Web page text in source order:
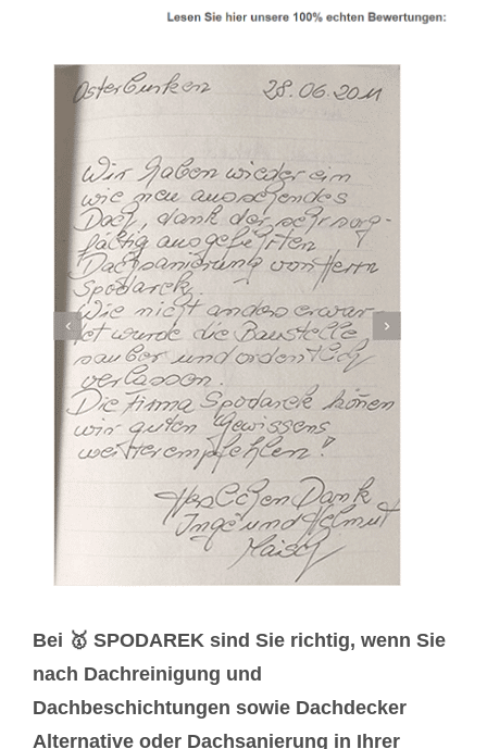
Bei 🥇 SPODAREK sind Sie richtig, wenn Sie
nach Dachreinigung und
Dachbeschichtungen sowie Dachdecker
Alternative oder Dachsanierung in Ihrer